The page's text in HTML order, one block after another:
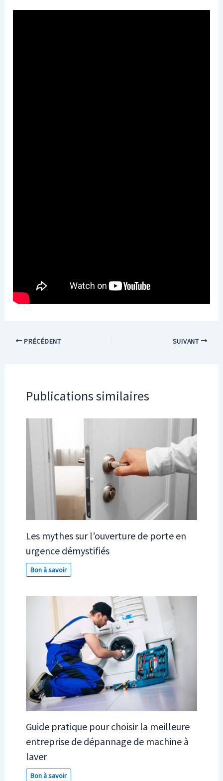
PRÉCÉDENT SUIVANT
Publications similaires
Les mythes sur l’ouverture de porte en
urgence démystifiés
Bon à savoir
Guide pratique pour choisir la meilleure
entreprise de dépannage de machine à
laver
Bon à savoir